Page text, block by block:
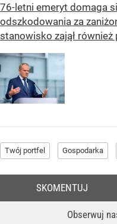
76-letni emeryt domaga
odszkodowania za
stanowisko zajął również
Twój portfel Gospodarka
Obserwuj
SKOMENTUJ